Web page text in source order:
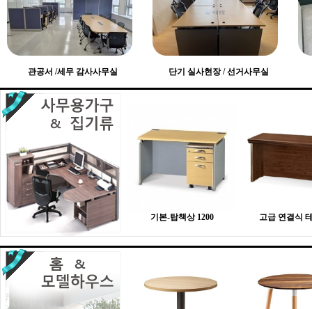
관공서 /세무 감사사무실 단기 실사현장 / 선거사무실
기본-탑책상 1200 고급 연결식